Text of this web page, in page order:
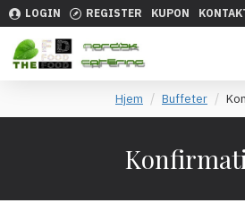
LOGIN REGISTER KUPON
Hjem Buffeter